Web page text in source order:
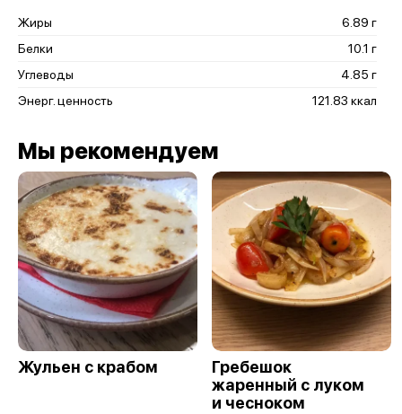
Жиры
6.89 г
Белки
10.1 г
Углеводы
4.85 г
Энерг. ценность
121.83 ккал
Мы рекомендуем
Жульен с крабом
Гребешок
жаренный с луком
и чесноком